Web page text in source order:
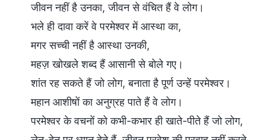
जीवन नहीं है उनका, जीवन से वंचित हैं वे लोग।
भले ही दावा करें वे परमेश्वर में आस्था का,
मगर सच्ची नहीं है आस्था उनकी,
महज़ खोखले शब्द हैं आसानी से बोले गए।
शांत रह सकते हैं जो लोग, बनाता है पूर्ण उन्हें परमेश्वर।
महान आशीषों का अनुग्रह पाते हैं वे लोग।
परमेश्वर के वचनों को कभी-कभार ही खाते-पीते हैं जो लोग,